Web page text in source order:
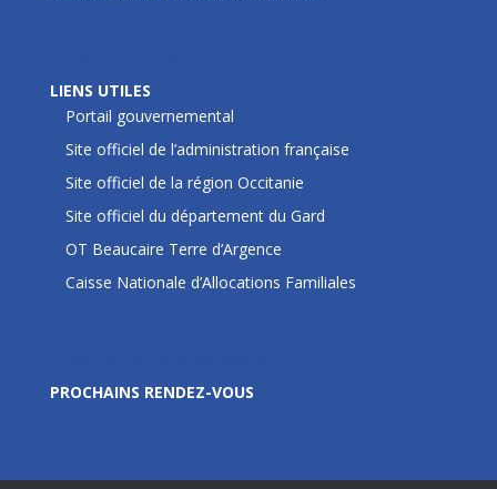
LIENS UTILES
Portail gouvernemental
Site officiel de l’administration française
Site officiel de la région Occitanie
Site officiel du département du Gard
OT Beaucaire Terre d’Argence
Caisse Nationale d’Allocations Familiales
PROCHAINS RENDEZ-VOUS